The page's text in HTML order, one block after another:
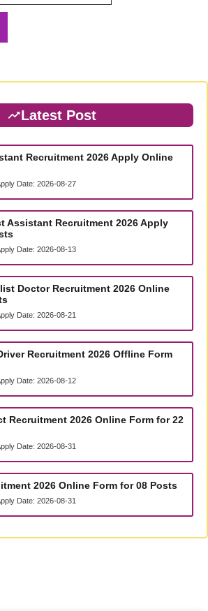
Latest Post
Recruitment 2026 Apply Online
Date: 2026-08-27
Assistant Recruitment 2026 Apply
Date: 2026-08-13
Doctor Recruitment 2026 Online
Date: 2026-08-21
Recruitment 2026 Offline Form
Date: 2026-08-12
Recruitment 2026 Online Form for 22
Date: 2026-08-31
2026 Online Form for 08 Posts
Date: 2026-08-31